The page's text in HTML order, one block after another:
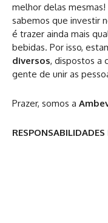
melhor delas
sabemos que investir
é trazer ainda mais
bebidas. Por isso,
diversos, dispostos a
gente de unir as
Prazer, somos a